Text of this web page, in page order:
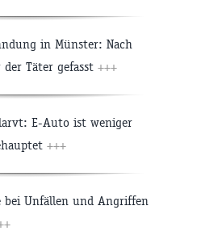
in Münster: Nach
Täter gefasst +++
E-Auto ist weniger
+++
bei Unfällen und Angriffen